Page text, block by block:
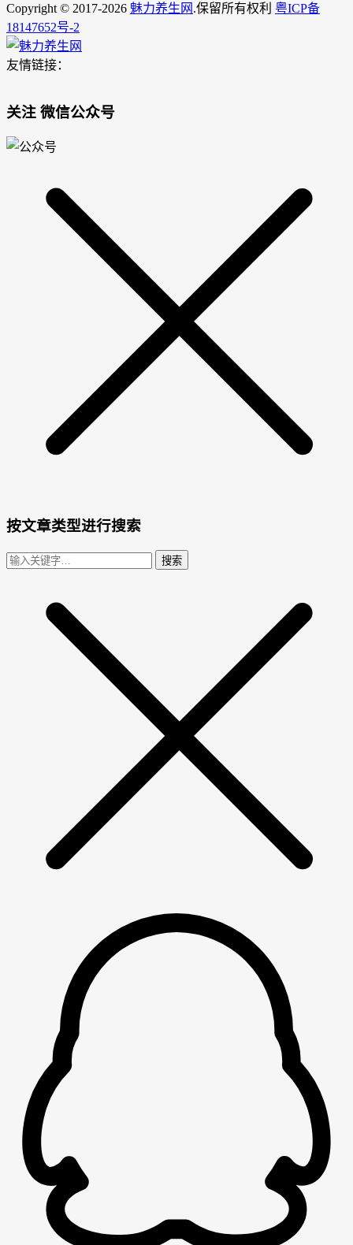
Copyright © 2017-2026 魅力养生网 .保留所有权利 粤ICP备
18147652号-2
友情链接：
关注 微信公众号
按文章类型进行搜索